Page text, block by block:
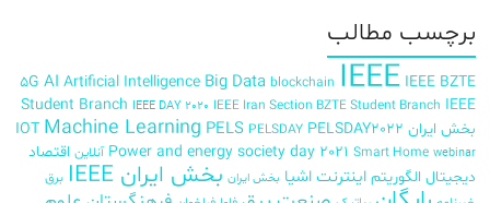
برچسب‌ مطالب
5G AI Artificial Intelligence Big Data blockchain IEEE IEEE BZTE
Student Branch IEEE DAY 2020 IEEE Iran Section BZTE Student Branch IEEE
بخش ایران
IOT Machine Learning PELS PELSDAY PELSDAY2022
Power and energy society day 2021 Smart Home webinar آنلاین اقتصاد
دیجیتال الگوریتم اینترنت اشیا بخش ایران بخش ایران IEEE
برق